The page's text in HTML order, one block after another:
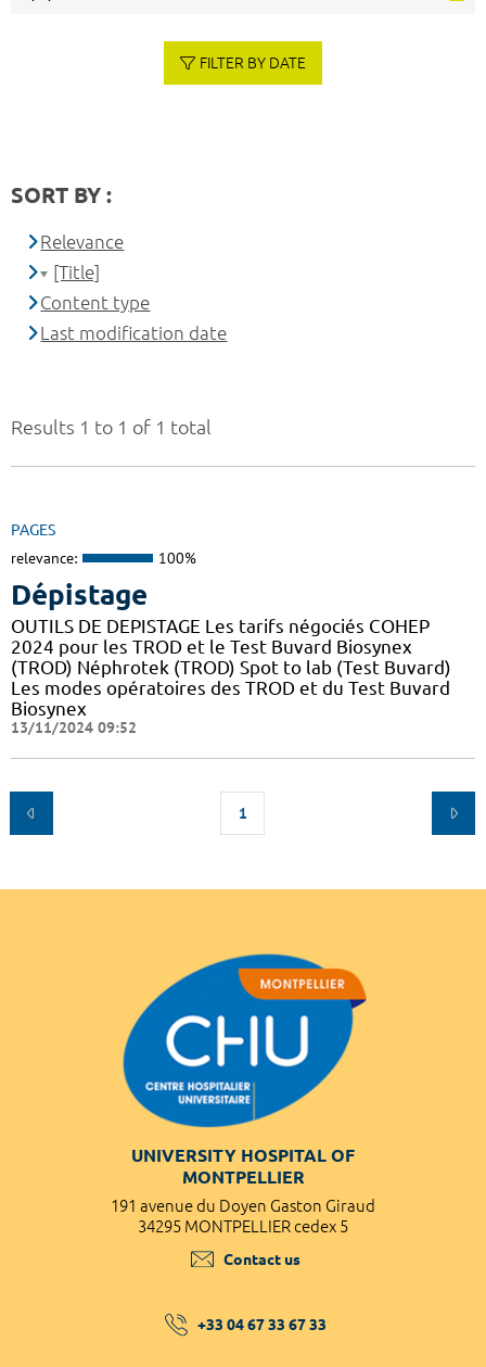
Results 1 to 1 of 1 total
PAGES
relevance: 100%
Dépistage
OUTILS DE DEPISTAGE Les tarifs négociés COHEP
2024 pour les TROD et le Test Buvard Biosynex
(TROD) Néphrotek (TROD) Spot to lab (Test Buvard)
Les modes opératoires des TROD et du Test Buvard
Biosynex
13/11/2024 09:52
1
FILTER BY DATE
SORT BY :
Relevance
[Title]
Content type
Last modification date
UNIVERSITY HOSPITAL OF
MONTPELLIER
191 avenue du Doyen Gaston Giraud
34295 MONTPELLIER cedex 5
Contact us
+33 04 67 33 67 33